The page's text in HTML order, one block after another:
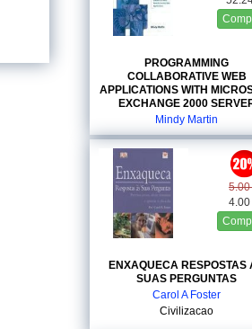
PROGRAMMING
COLLABORATIVE WEB
APPLICATIONS WITH
EXCHANGE 2000
Mindy Martin
Microsoft Press
5.00
4.00
ENXAQUECA RESPOSTAS
SUAS PERGUNTAS
Carol A Foster
Civilizacao